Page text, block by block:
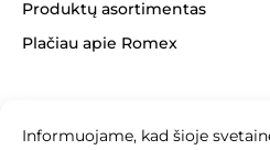
Informuojame, kad šioje
Produktų asortimentas
Plačiau apie Romex